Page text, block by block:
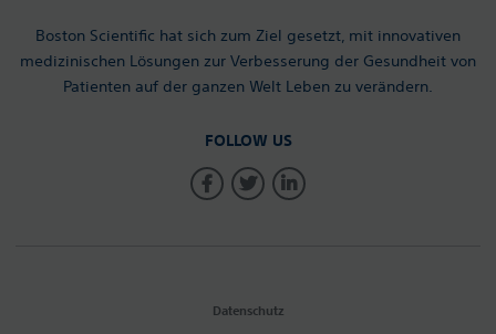
Boston Scientific hat sich zum Ziel gesetzt, mit innovativen
medizinischen Lösungen zur Verbesserung der Gesundheit von
Patienten auf der ganzen Welt Leben zu verändern.
FOLLOW US
Datenschutz